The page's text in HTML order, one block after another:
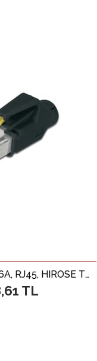
Modüler Fiş, Cat. 6A, RJ45, HIROSE TM 31, 8P8C, zırhlı, yuvarlak kablo takmak için koruma kılıflı, AWG24 /27 ler için uygun tipte konnektör